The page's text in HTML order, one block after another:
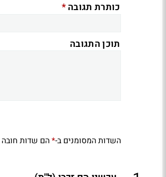
כותרת תגובה*
תוכן התגובה
השדות המסומנים ב-*הם שדות חובה